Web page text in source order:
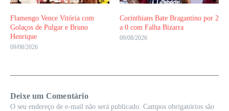
Flamengo Vence Vitória com
Golaços de Pulgar e Bruno
Henrique
09/08/2026
Corinthians Bate Bragantino por 2
a 0 com Falha Bizarra
09/08/2026
Deixe um Comentário
O seu endereço de e-mail não será publicado. Campos obrigatórios são